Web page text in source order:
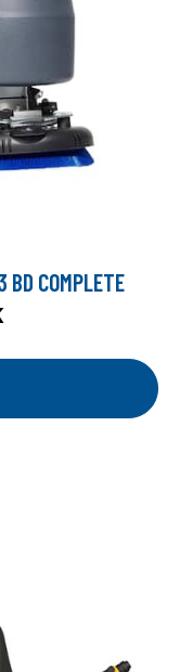
COMPLETE